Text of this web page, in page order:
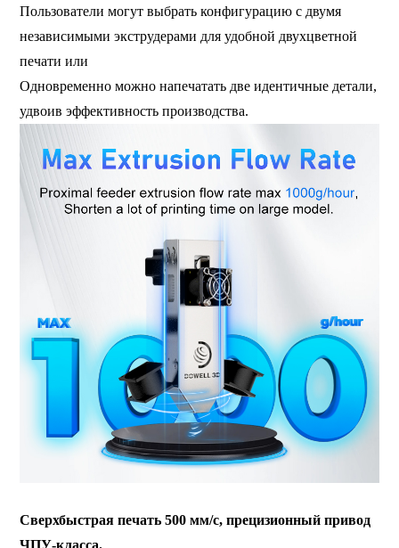
Пользователи могут выбрать конфигурацию с двумя
независимыми экструдерами для удобной двухцветной
печати или
Одновременно можно напечатать две идентичные детали,
удвоив эффективность производства.
Сверхбыстрая печать 500 мм/с, прецизионный привод
ЧПУ-класса.